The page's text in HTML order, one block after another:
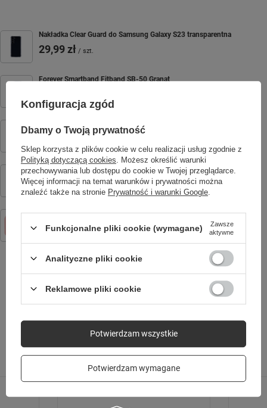
Nakładka Clear Guard do Samsung Galaxy S23 transparentna
29,99 zł / szt.
Forever Smartband Fitband SB-50 Granat
Forever Smartband Fitband SB-50 Różowa
59,00 zł
Forever Smartband Fitband SB-50 Czarna
59,00 zł / szt.
Forever Aparat natychmiastowy z flaszem ICF-16 różowy
134,99 zł / szt.
SPRAWDŹ TAKŻE
Konfiguracja zgód
Dbamy o Twoją prywatność
Sklep korzysta z plików cookie w celu realizacji usług zgodnie z
Polityką dotyczącą cookies . Możesz określić warunki
przechowywania lub dostępu do cookie w Twojej przeglądarce.
Więcej informacji na temat warunków i prywatności można
znaleźć także na stronie Prywatność i warunki Google
Funkcjonalne pliki cookie (wymagane)
Zawsze
aktywne
Analityczne pliki cookie
Reklamowe pliki cookie
Potwierdzam wymagane
Potwierdzam wszystkie